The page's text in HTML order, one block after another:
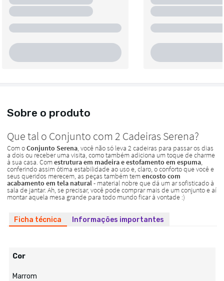
Sobre o produto
Ficha técnica Informações importantes
Cor
Marrom